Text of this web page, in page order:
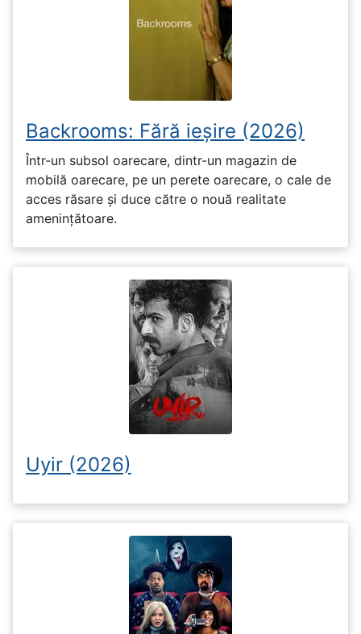
Backrooms: Fără ieșire (2026)
Într-un subsol oarecare, dintr-un magazin de
mobilă oarecare, pe un perete oarecare, o cale de
acces răsare și duce către o nouă realitate
amenințătoare.
Uyir (2026)